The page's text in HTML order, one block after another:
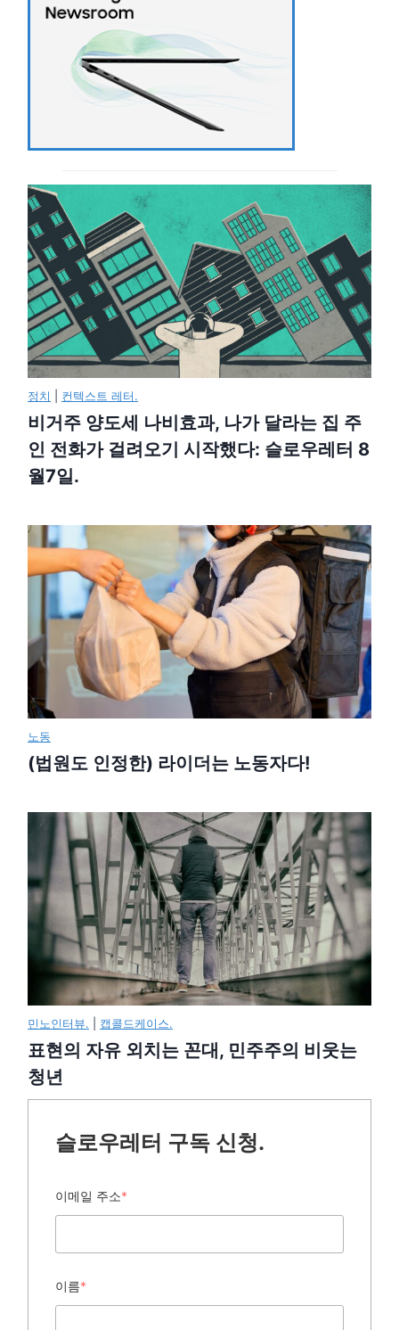
정치 컨텍스트 레터.
비거주 양도세 나비효과, 나가 달라는 집 주
인 전화가 걸려오기 시작했다: 슬로우레터 8
월7일.
노동
(법원도 인정한) 라이더는 노동자다!
민노인터뷰. 캡콜드케이스.
표현의 자유 외치는 꼰대, 민주주의 비웃는
청년
슬로우레터 구독 신청.
이메일 주소*
이름*